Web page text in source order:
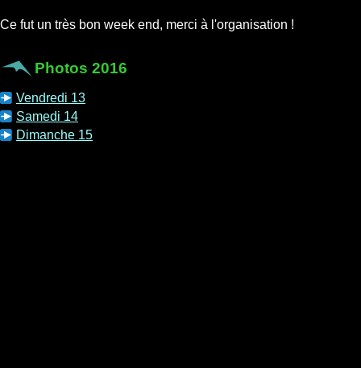
Ce fut un très bon week end, merci à l'organisation !
Photos 2016
Vendredi 13
Samedi 14
Dimanche 15